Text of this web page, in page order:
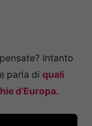
Intanto
parla di quali
d’Europa.